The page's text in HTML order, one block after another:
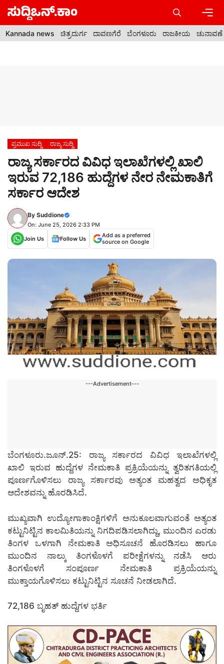
Skip
content
Kannada news ಚಿತ್ರದುರ್ಗ ದಾವಣಗೆರೆ ಬೆಂಗಳೂರು ರಾಜಕೀಯ ಚುನಾವಣೆ
ಪ್ರಮುಖ ಸುದ್ದಿ ರಾಜ್ಯ ಸುದ್ದಿ
ರಾಜ್ಯ ಸರ್ಕಾರದ ವಿವಿಧ ಇಲಾಖೆಗಳಲ್ಲಿ ಖಾಲಿ
ಇರುವ 72,186 ಹುದ್ದೆಗಳ ನೇರ ನೇಮಕಾತಿಗೆ
ಸರ್ಕಾರ ಆದೇಶ
By Suddione
On: June 25, 2026 2:33 PM
Join Us
Follow Us
Add as a preferred
source on Google
---Advertisement---
ಬೆಂಗಳೂರು.ಜೂನ್.25: ರಾಜ್ಯ ಸರ್ಕಾರದ ವಿವಿಧ ಇಲಾಖೆಗಳಲ್ಲಿ
ಖಾಲಿ ಇರುವ ಹುದ್ದೆಗಳ ನೇಮಕಾತಿ ಪ್ರಕ್ರಿಯೆಯನ್ನು ತ್ವರಿತಗತಿಯಲ್ಲಿ
ಪೂರ್ಣಗೊಳಿಸಲು ರಾಜ್ಯ ಸರ್ಕಾರವು ಅತ್ಯಂತ ಮಹತ್ವದ ಅಧಿಕೃತ
ಆದೇಶವನ್ನು ಹೊರಡಿಸಿದೆ.
ಮುಖ್ಯವಾಗಿ ಉದ್ಯೋಗಾಕಾಂಕ್ಷಿಗಳಿಗೆ ಅನುಕೂಲವಾಗುವಂತೆ ಅತ್ಯಂತ
ಕಟ್ಟುನಿಟ್ಟಿನ ಕಾಲಮಿತಿಯನ್ನು ನಿಗದಿಪಡಿಸಲಾಗಿದ್ದು, ಮುಂದಿನ ಎರಡು
ತಿಂಗಳ ಒಳಗಾಗಿ ನೇಮಕಾತಿ ಅಧಿಸೂಚನೆ ಹೊರಡಿಸಲು ಹಾಗೂ
ಮುಂದಿನ ನಾಲ್ಕು ತಿಂಗಳೊಳಗೆ ಪರೀಕ್ಷೆಗಳನ್ನು ನಡೆಸಿ ಆರು
ತಿಂಗಳೊಳಗೆ ಸಂಪೂರ್ಣ ನೇಮಕಾತಿ ಪ್ರಕ್ರಿಯೆಯನ್ನು
ಮುಕ್ತಾಯಗೊಳಿಸಲು ಕಟ್ಟುನಿಟ್ಟಿನ ಸೂಚನೆ ನೀಡಲಾಗಿದೆ.
72,186 ಬೃಹತ್ ಹುದ್ದೆಗಳ ಭರ್ತಿ